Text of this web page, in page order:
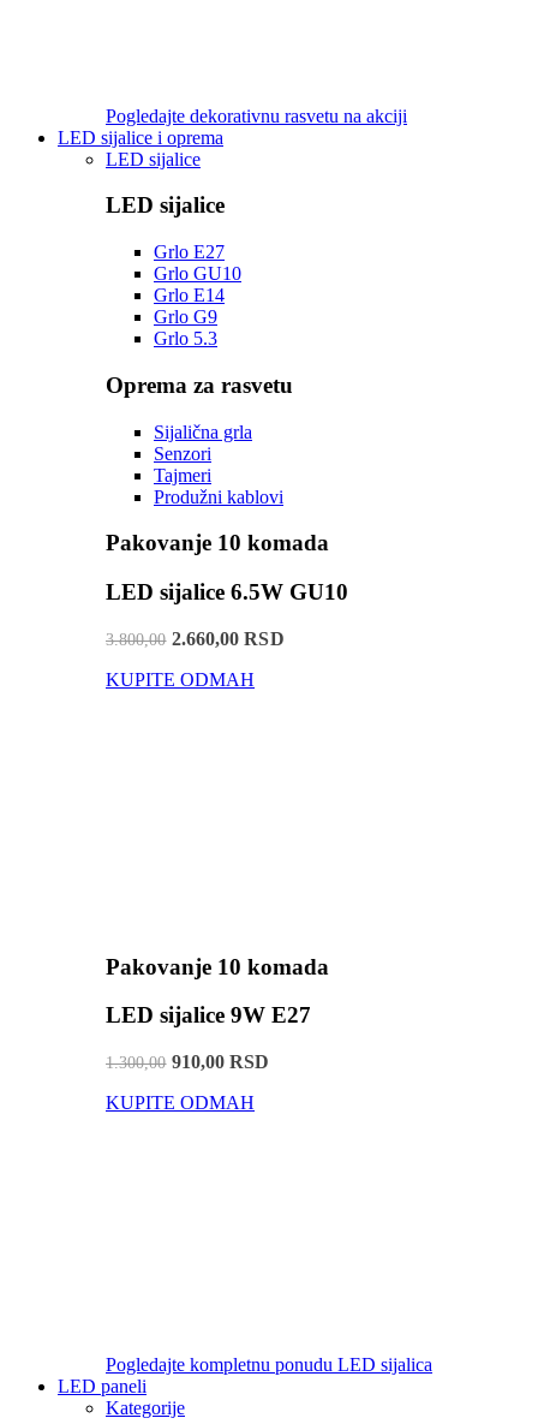
Pogledajte dekorativnu rasvetu na akciji
LED sijalice i oprema
LED sijalice
LED sijalice
Grlo E27
Grlo GU10
Grlo E14
Grlo G9
Grlo 5.3
Oprema za rasvetu
Sijalična grla
Senzori
Tajmeri
Produžni kablovi
Pakovanje 10 komada
LED sijalice 6.5W GU10
3.800,002.660,00 RSD
KUPITE ODMAH
Pakovanje 10 komada
LED sijalice 9W E27
1.300,00910,00 RSD
KUPITE ODMAH
Pogledajte kompletnu ponudu LED sijalica
LED paneli
Kategorije